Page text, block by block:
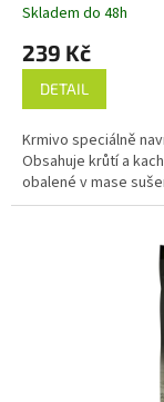
Skladem do 48h
239 Kč
DETAIL
Krmivo speciálně
Obsahuje krůtí a
obalené v mase